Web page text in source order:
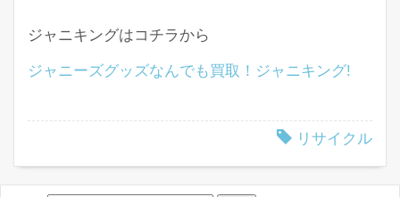
ジャニキングはコチラから
ジャニーズグッズなんでも買取！ジャニキング!
リサイクル